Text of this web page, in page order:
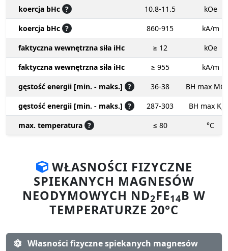
koercja bHc ? 10.8-11.5
kOe
koercja bHc ? 860-915
kA/m
faktyczna wewnętrzna siła iHc
≥ 12
kOe
faktyczna wewnętrzna siła iHc
≥ 955
kA/m
gęstość energii [min. - maks.] ? 36-38
BH max
gęstość energii [min. - maks.] ? 287-303
BH max
max. temperatura ? ≤ 80 °C
WŁASNOŚCI FIZYCZNE
SPIEKANYCH MAGNESÓW
NEODYMOWYCH ND2FE14B W
TEMPERATURZE 20°C
Własności fizyczne spiekanych magnesów